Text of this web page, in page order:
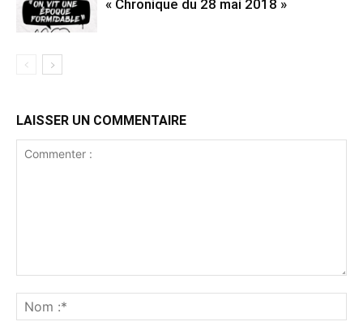
« Chronique du 28 mai 2018 »
LAISSER UN COMMENTAIRE